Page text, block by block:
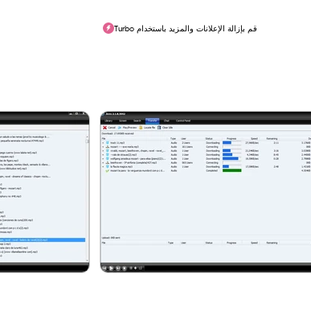
قم بإزالة الإعلانات والمزيد باستخدام Turbo